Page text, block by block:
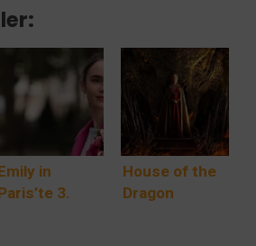
in
3.
House of the
Dragon